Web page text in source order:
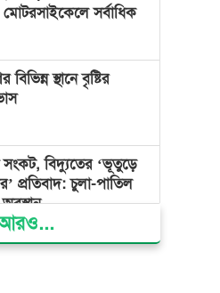
মোটরসাইকেলে সর্বাধিক
বিভিন্ন স্থানে বৃষ্টির
সংকট, বিদ্যুতের ‘ভূতুড়ে
প্রতিবাদ: চুলা-পাতিল
কেন্দ্র গণভবন থেকে